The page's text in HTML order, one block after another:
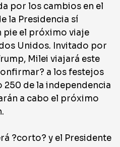
por los cambios en el
la Presidencia sí
pie el próximo viaje
Unidos. Invitado por
Milei viajará este
a los festejos
de la independencia
a cabo el próximo
?corto? y el Presidente